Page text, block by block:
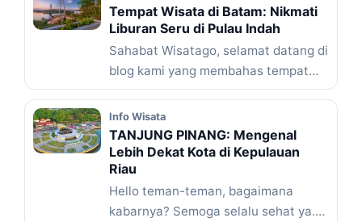
Tempat Wisata di Batam: Nikmati
Liburan Seru di Pulau Indah
Sahabat Wisatago, selamat datang di
blog kami yang membahas tempat
wisata di Batam! Siapa sih ... Baca
Selengkapnya
Info Wisata
TANJUNG PINANG: Mengenal
Lebih Dekat Kota di Kepulauan
Riau
Hello teman-teman, bagaimana
kabarnya? Semoga selalu sehat ya.